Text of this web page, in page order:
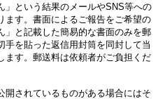
」という結果のメールやSNS等への
ます。書面によるご報告をご希望の
」と記載した簡易的な書面のみを郵
を貼った返信用封筒を同封して当
ます。郵送料は依頼者がご負担くだ
開されているものがある場合にはそ